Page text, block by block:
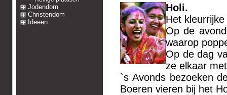
Jodendom
Christendom
Ideeen
Holi.
Het
Op de
waarop
Op de dag
ze elkaar
`s Avonds bezoeken
Boeren vieren bij het